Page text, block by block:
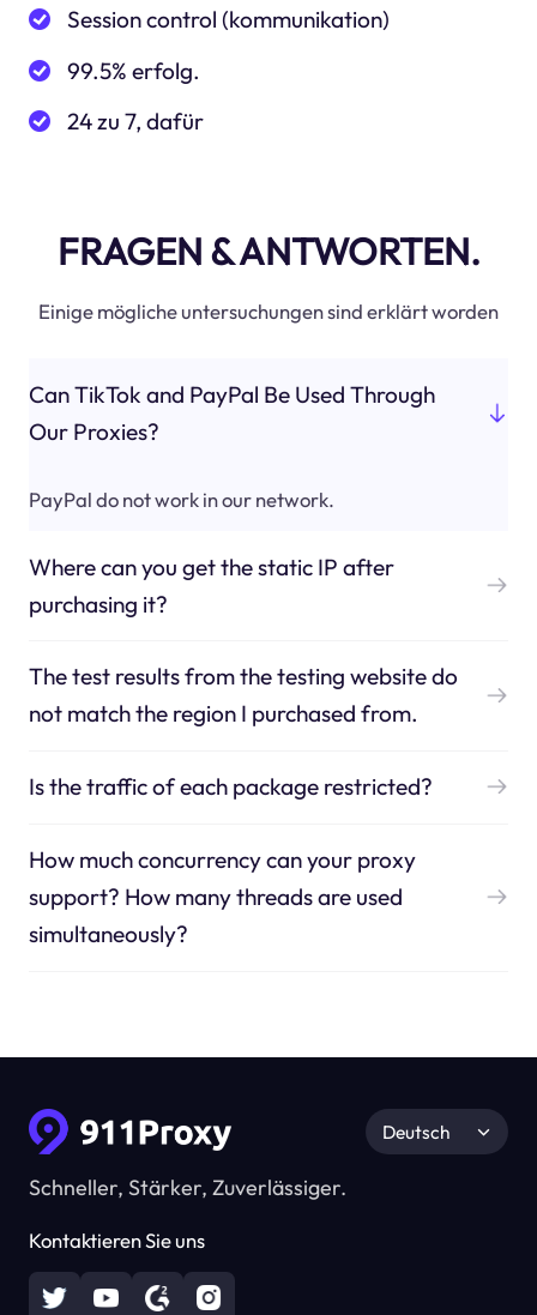
Session control (kommunikation)
99.5% erfolg.
24 zu 7, dafür
FRAGEN & ANTWORTEN.
Einige mögliche untersuchungen sind erklärt worden
Can TikTok and PayPal Be Used Through
Our Proxies?
PayPal do not work in our network.
Where can you get the static IP after
purchasing it?
The test results from the testing website do
not match the region I purchased from.
Is the traffic of each package restricted?
How much concurrency can your proxy
support? How many threads are used
simultaneously?
Schneller, Stärker, Zuverlässiger.
Kontaktieren Sie uns
Deutsch